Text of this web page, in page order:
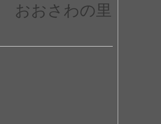
おおさわの里